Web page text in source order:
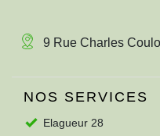
9 Rue Charles
NOS SERVICES
Elagueur 28